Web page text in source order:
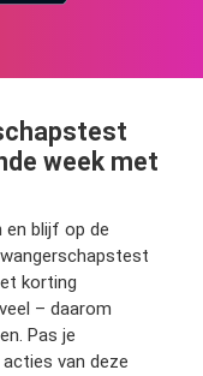
week met
en blijf op de
korting
– daarom
Pas je
van deze